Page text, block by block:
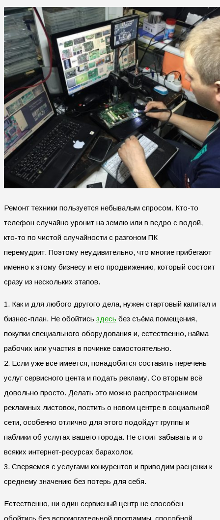
Ремонт техники пользуется небывалым спросом. Кто-то
телефон случайно уронит на землю или в ведро с водой,
кто-то по чистой случайности с разгоном ПК
перемудрит. Поэтому неудивительно, что многие прибегают
именно к этому бизнесу и его продвижению, который состоит
сразу из нескольких этапов.
1. Как и для любого другого дела, нужен стартовый капитал и
бизнес-план. Не обойтись здесь без съёма помещения,
покупки специального оборудования и, естественно, найма
рабочих или участия в починке самостоятельно.
2. Если уже все имеется, понадобится составить перечень
услуг сервисного цента и подать рекламу. Со вторым всё
довольно просто. Делать это можно распространением
рекламных листовок, постить о новом центре в социальной
сети, особенно отлично для этого подойдут группы и
паблики об услугах вашего города. Не стоит забывать и о
всяких интернет-ресурсах барахолок.
3. Сверяемся с услугами конкурентов и приводим расценки к
среднему значению без потерь для себя.
Естественно, ни один сервисный центр не способен
обойтись без вспомогательной программы, способной